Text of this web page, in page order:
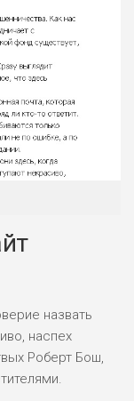
назвать
наспех
Роберт Бош,